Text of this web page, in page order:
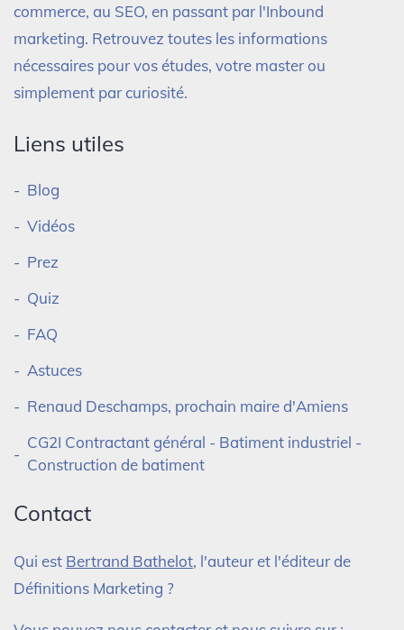
commerce, au SEO, en passant par l'Inbound
marketing. Retrouvez toutes les informations
nécessaires pour vos études, votre master ou
simplement par curiosité.
Liens utiles
Blog
Vidéos
Prez
Quiz
FAQ
Astuces
Renaud Deschamps, prochain maire d'Amiens
CG2I Contractant général - Batiment industriel -
Construction de batiment
Contact
Qui est Bertrand Bathelot, l'auteur et l'éditeur de
Définitions Marketing ?